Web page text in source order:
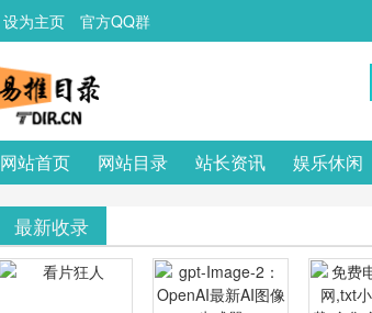
设为主页 官方QQ群
网站首页 网站目录 站长资讯 娱乐休闲
最新收录